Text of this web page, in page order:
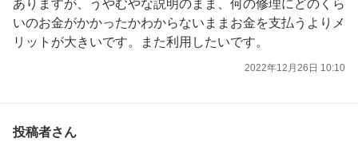
ありますが、うやむやな説明のまま、何の修理にどのくら
いのお金がかかったかわからないままお金を支払うよりメ
リットが大きいです。また利用したいです。
2022年12月26日 10:10
投稿者さん